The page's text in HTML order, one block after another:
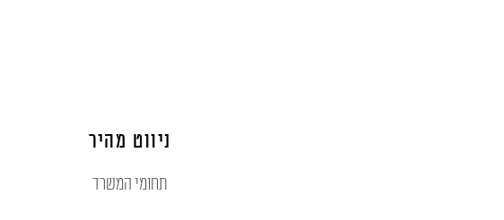
ניווט מהיר
תחומי המשרד